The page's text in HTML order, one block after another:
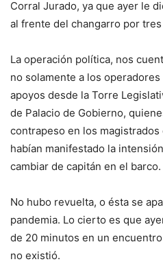
Corral Jurado, ya que ayer le
al frente del changarro por tres
La operación política, nos
no solamente a los
apoyos desde la Torre
de Palacio de Gobierno,
contrapeso en los
habían manifestado la
cambiar de capitán en el barco.
No hubo revuelta, o ésta se
pandemia. Lo cierto es que
de 20 minutos en un
no existió.